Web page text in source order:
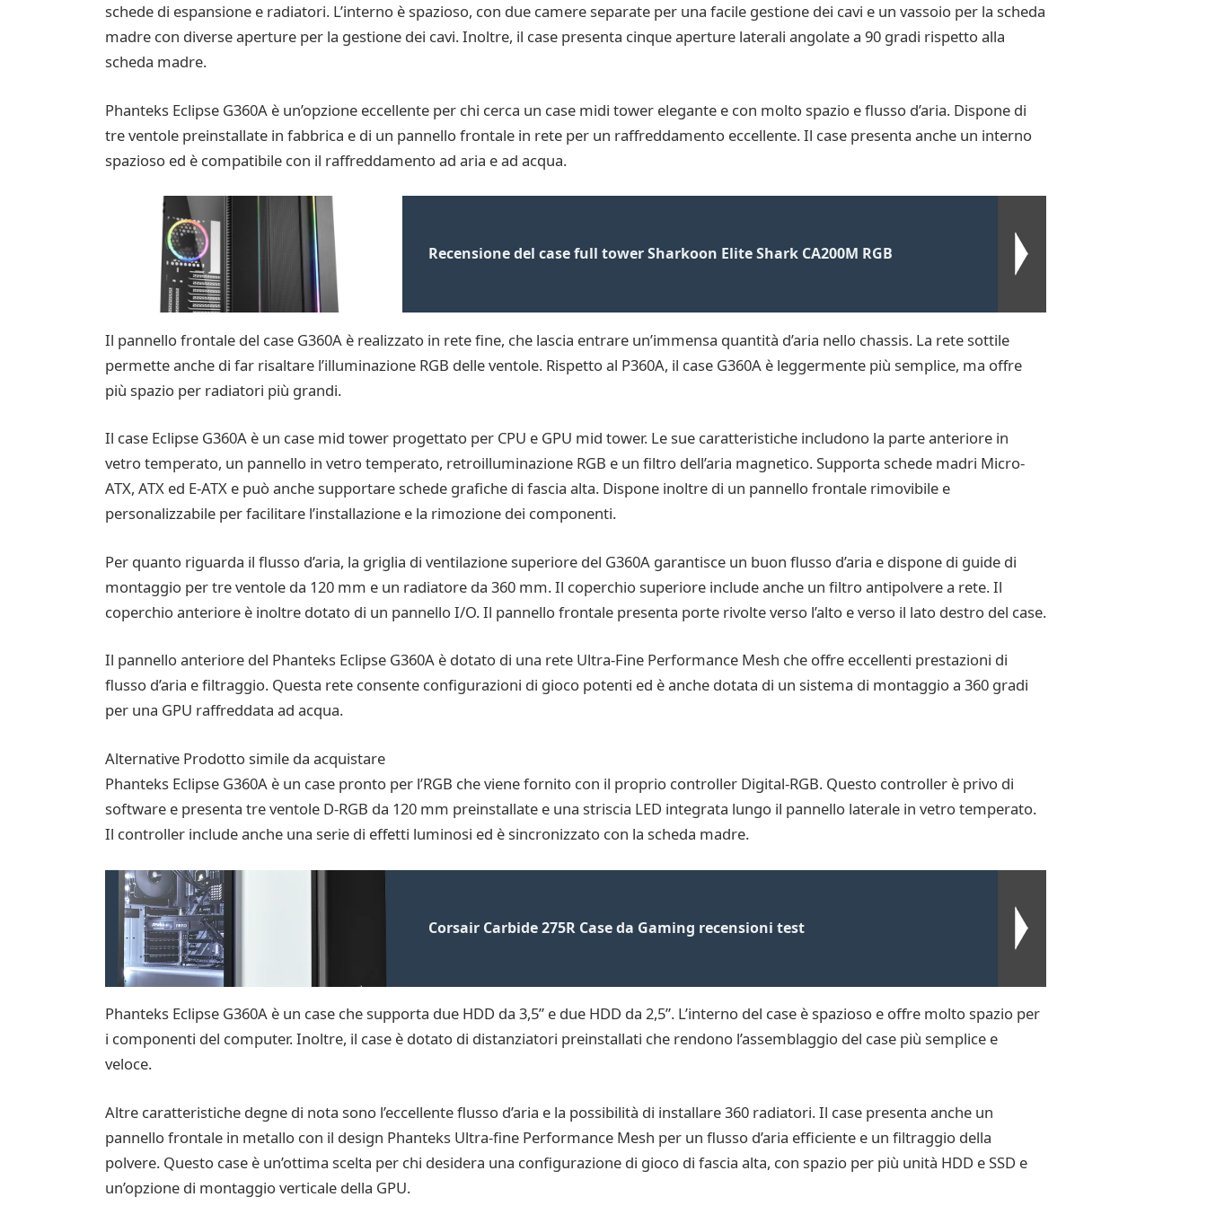
schede di espansione e radiatori. L’interno è spazioso, con due camere separate per una facile gestione dei cavi e un vassoio per la scheda
madre con diverse aperture per la gestione dei cavi. Inoltre, il case presenta cinque aperture laterali angolate a 90 gradi rispetto alla
scheda madre.
Phanteks Eclipse G360A è un’opzione eccellente per chi cerca un case midi tower elegante e con molto spazio e flusso d’aria. Dispone di
tre ventole preinstallate in fabbrica e di un pannello frontale in rete per un raffreddamento eccellente. Il case presenta anche un interno
spazioso ed è compatibile con il raffreddamento ad aria e ad acqua.
Recensione del case full tower Sharkoon Elite Shark CA200M RGB
Il pannello frontale del case G360A è realizzato in rete fine, che lascia entrare un’immensa quantità d’aria nello chassis. La rete sottile
permette anche di far risaltare l’illuminazione RGB delle ventole. Rispetto al P360A, il case G360A è leggermente più semplice, ma offre
più spazio per radiatori più grandi.
Il case Eclipse G360A è un case mid tower progettato per CPU e GPU mid tower. Le sue caratteristiche includono la parte anteriore in
vetro temperato, un pannello in vetro temperato, retroilluminazione RGB e un filtro dell’aria magnetico. Supporta schede madri Micro-
ATX, ATX ed E-ATX e può anche supportare schede grafiche di fascia alta. Dispone inoltre di un pannello frontale rimovibile e
personalizzabile per facilitare l’installazione e la rimozione dei componenti.
Per quanto riguarda il flusso d’aria, la griglia di ventilazione superiore del G360A garantisce un buon flusso d’aria e dispone di guide di
montaggio per tre ventole da 120 mm e un radiatore da 360 mm. Il coperchio superiore include anche un filtro antipolvere a rete. Il
coperchio anteriore è inoltre dotato di un pannello I/O. Il pannello frontale presenta porte rivolte verso l’alto e verso il lato destro del case.
Il pannello anteriore del Phanteks Eclipse G360A è dotato di una rete Ultra-Fine Performance Mesh che offre eccellenti prestazioni di
flusso d’aria e filtraggio. Questa rete consente configurazioni di gioco potenti ed è anche dotata di un sistema di montaggio a 360 gradi
per una GPU raffreddata ad acqua.
Alternative Prodotto simile da acquistare
Phanteks Eclipse G360A è un case pronto per l’RGB che viene fornito con il proprio controller Digital-RGB. Questo controller è privo di
software e presenta tre ventole D-RGB da 120 mm preinstallate e una striscia LED integrata lungo il pannello laterale in vetro temperato.
Il controller include anche una serie di effetti luminosi ed è sincronizzato con la scheda madre.
Corsair Carbide 275R Case da Gaming recensioni test
Phanteks Eclipse G360A è un case che supporta due HDD da 3,5” e due HDD da 2,5”. L’interno del case è spazioso e offre molto spazio per
i componenti del computer. Inoltre, il case è dotato di distanziatori preinstallati che rendono l’assemblaggio del case più semplice e
veloce.
Altre caratteristiche degne di nota sono l’eccellente flusso d’aria e la possibilità di installare 360 radiatori. Il case presenta anche un
pannello frontale in metallo con il design Phanteks Ultra-fine Performance Mesh per un flusso d’aria efficiente e un filtraggio della
polvere. Questo case è un’ottima scelta per chi desidera una configurazione di gioco di fascia alta, con spazio per più unità HDD e SSD e
un’opzione di montaggio verticale della GPU.